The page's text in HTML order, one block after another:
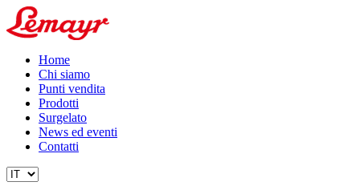
Home
Chi siamo
Punti vendita
Prodotti
Surgelato
News ed eventi
Contatti